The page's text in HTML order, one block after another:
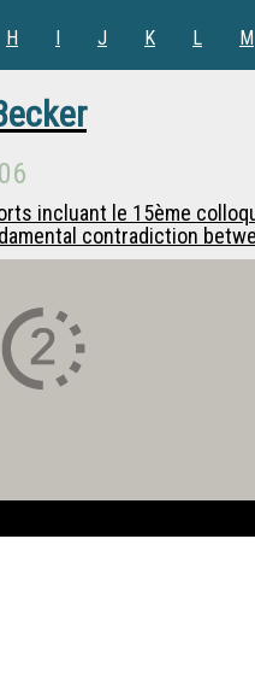
H I J K L M
incluant le 15ème
contradiction